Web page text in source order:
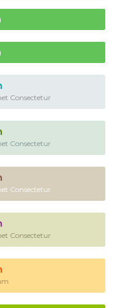
Consectetur
Consectetur
Consectetur
Consectetur